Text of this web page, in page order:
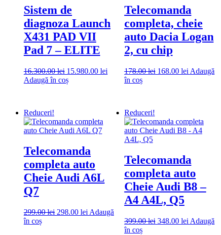
Sistem de
diagnoza Launch
X431 PAD VII
Pad 7 – ELITE
16.300.00lei Prețul
inițial
15.980.00 lei Prețul
curent
Adaugă în coș
Telecomanda
completa, cheie
auto Dacia Logan
2, cu chip
178.00lei Prețul
168.00 leiPrețul
Adaugă
în coș
Reduceri!
Telecomanda
completa auto
Cheie Audi A6L
Q7
299.00lei Prețul
298.00 lei Prețul
Adaugă
în coș
Reduceri!
Telecomanda
completa auto
Cheie Audi B8 –
A4 A4L, Q5
399.00lei Prețul
348.00 leiPrețul
Adaugă
în coș